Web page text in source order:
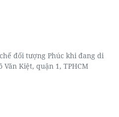
đối tượng Phúc khi đang di
Kiệt, quận 1, TPHCM